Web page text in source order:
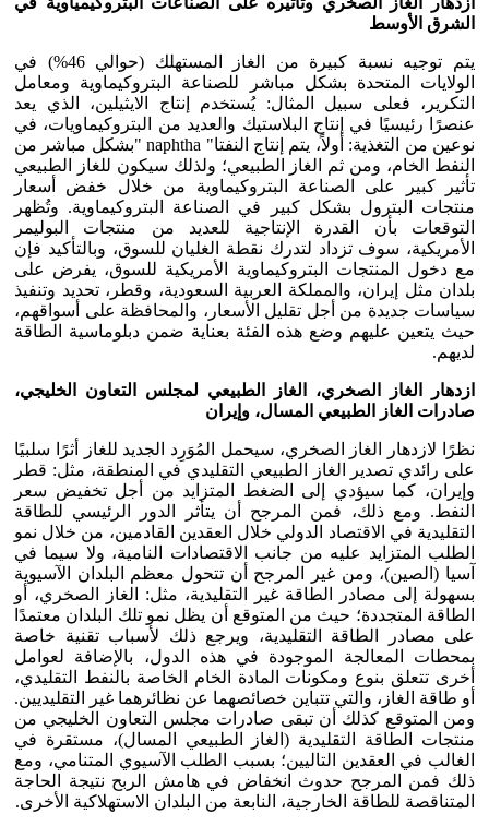
الشرق الأوسط
يتم توجيه نسبة كبيرة من الغاز المستهلك (حوالي 46%) في
الولايات المتحدة بشكل مباشر للصناعة البتروكيماوية ومعامل
التكرير، فعلى سبيل المثال: يُستخدم إنتاج الايثيلين، الذي يعد
عنصرًا رئيسيًا في إنتاج البلاستيك والعديد من البتروكيماويات، في
نوعين من التغذية: أولاً، يتم إنتاج النفتا" naphtha "بشكل مباشر من
النفط الخام، ومن ثم الغاز الطبيعي؛ ولذلك سيكون للغاز الطبيعي
تأثير كبير على الصناعة البتروكيماوية من خلال خفض أسعار
منتجات البترول بشكل كبير في الصناعة البتروكيماوية. وتُظهر
التوقعات بأن القدرة الإنتاجية للعديد من منتجات البوليمر
الأمريكية، سوف تزداد لتدرك نقطة الغليان للسوق، وبالتأكيد فإن
مع دخول المنتجات البتروكيماوية الأمريكية للسوق، يفرض على
بلدان مثل إيران، والمملكة العربية السعودية، وقطر، تحديد وتنفيذ
سياسات جديدة من أجل تقليل الأسعار، والمحافظة على أسواقهم،
حيث يتعين عليهم وضع هذه الفئة بعناية ضمن دبلوماسية الطاقة
لديهم.
ازدهار الغاز الصخري، الغاز الطبيعي لمجلس التعاون الخليجي،
صادرات الغاز الطبيعي المسال، وإيران
نظرًا لازدهار الغاز الصخري، سيحمل المُوَرِد الجديد للغاز أثرًا سلبيًا
على رائدي تصدير الغاز الطبيعي التقليدي في المنطقة، مثل: قطر
وإيران، كما سيؤدي إلى الضغط المتزايد من أجل تخفيض سعر
النفط. ومع ذلك، فمن المرجح أن يتأثر الدور الرئيسي للطاقة
التقليدية في الاقتصاد الدولي خلال العقدين القادمين، من خلال نمو
الطلب المتزايد عليه من جانب الاقتصادات النامية، ولا سيما في
آسيا (الصين)، ومن غير المرجح أن تتحول معظم البلدان الآسيوية
بسهولة إلى مصادر الطاقة غير التقليدية، مثل: الغاز الصخري، أو
الطاقة المتجددة؛ حيث من المتوقع أن يظل نمو تلك البلدان معتمدًا
على مصادر الطاقة التقليدية، ويرجع ذلك لأسباب تقنية خاصة
بمحطات المعالجة الموجودة في هذه الدول، بالإضافة لعوامل
أخرى تتعلق بنوع ومكونات المادة الخام الخاصة بالنفط التقليدي،
أو طاقة الغاز، والتي تتباين خصائصهما عن نظائرهما غير التقليديين.
ومن المتوقع كذلك أن تبقى صادرات مجلس التعاون الخليجي من
منتجات الطاقة التقليدية (الغاز الطبيعي المسال)، مستقرة في
الغالب في العقدين التاليين؛ بسبب الطلب الآسيوي المتنامي، ومع
ذلك فمن المرجح حدوث انخفاض في هامش الربح نتيجة الحاجة
المتناقصة للطاقة الخارجية، النابعة من البلدان الاستهلاكية الأخرى.